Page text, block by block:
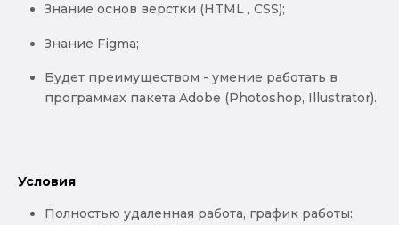
Знание основ верстки (HTML , CSS);
Знание Figma;
Будет преимуществом - умение работать в
программах пакета Adobe (Photoshop, Illustrator).
Условия
Полностью удаленная работа, график работы: